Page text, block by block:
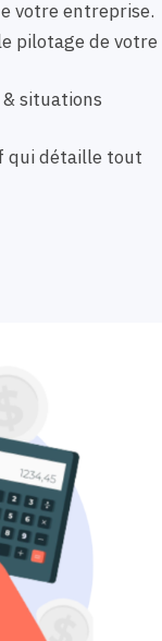
votre entreprise.
pilotage de votre
situations
qui détaille tout